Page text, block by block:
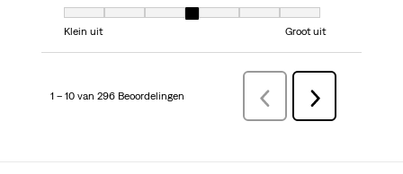
Klein uit
Groot uit
1 – 10 van 296 Beoordelingen VorigeBeoordelingen
Volgende
Beoordelingen